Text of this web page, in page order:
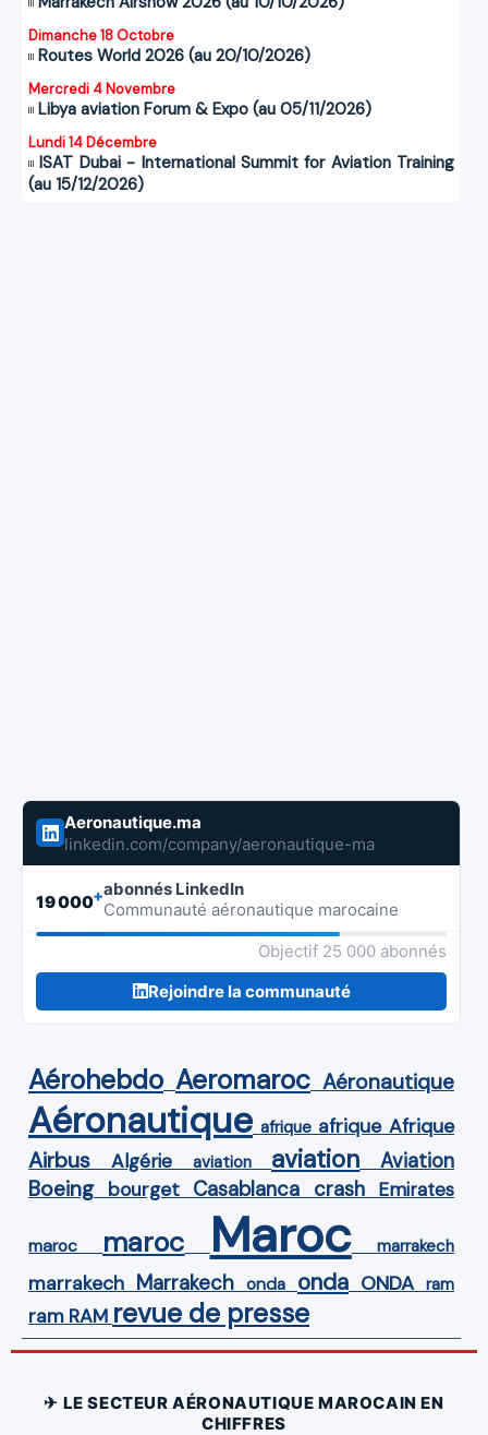
Dimanche 18 Octobre
Routes World 2026 (au 20/10/2026)
Mercredi 4 Novembre
Libya aviation Forum & Expo (au 05/11/2026)
Lundi 14 Décembre
ISAT Dubai - International Summit for Aviation Training
(au 15/12/2026)
Aeronautique.ma
linkedin.com/company/aeronautique-ma
19 000+abonnés LinkedIn
Communauté aéronautique marocaine
Objectif 25 000 abonnés
Rejoindre la communauté
Aérohebdo Aeromaroc Aéronautique
Aéronautique afrique afrique Afrique
Airbus Algérie aviation aviation Aviation
Boeing bourget Casablanca crash Emirates
maroc maroc Maroc marrakech
marrakech Marrakech onda onda ONDA ram
ram RAM revue de presse
✈ LE SECTEUR AÉRONAUTIQUE MAROCAIN EN
CHIFFRES